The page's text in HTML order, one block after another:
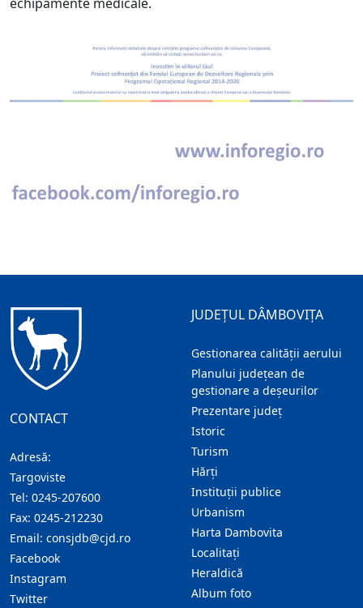
CONTACT
Adresă:
Targoviste
Tel: 0245-207600
Fax: 0245-212230
Email: consjdb@cjd.ro
Facebook
Instagram
Twitter
JUDEȚUL DÂMBOVIȚA
Gestionarea calității aerului
Planului județean de
gestionare a deșeurilor
Prezentare judeţ
Istoric
Turism
Hărţi
Instituţii publice
Urbanism
Harta Dambovita
Localitaţi
Heraldică
Album foto